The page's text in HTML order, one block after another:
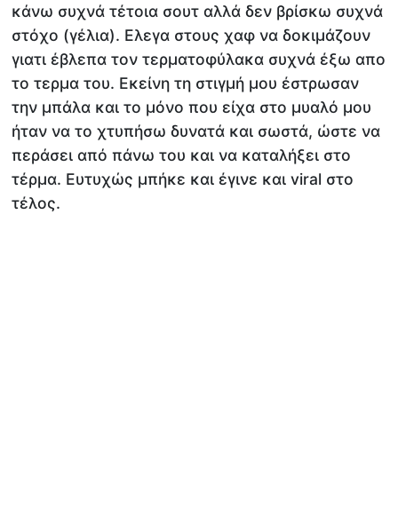
κάνω συχνά τέτοια σουτ αλλά δεν βρίσκω συχνά
στόχο (γέλια). Ελεγα στους χαφ να δοκιμάζουν
γιατι έβλεπα τον τερματοφύλακα συχνά έξω απο
το τερμα του. Εκείνη τη στιγμή μου έστρωσαν
την μπάλα και το μόνο που είχα στο μυαλό μου
ήταν να το χτυπήσω δυνατά και σωστά, ώστε να
περάσει από πάνω του και να καταλήξει στο
τέρμα. Ευτυχώς μπήκε και έγινε και viral στο
τέλος.